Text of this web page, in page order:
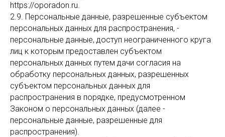
https://oporadon.ru.
2.9. Персональные данные, разрешенные субъектом
персональных данных для распространения, -
персональные данные, доступ неограниченного круга
лиц к которым предоставлен субъектом
персональных данных путем дачи согласия на
обработку персональных данных, разрешенных
субъектом персональных данных для
распространения в порядке, предусмотренном
Законом о персональных данных (далее -
персональные данные, разрешенные для
распространения).